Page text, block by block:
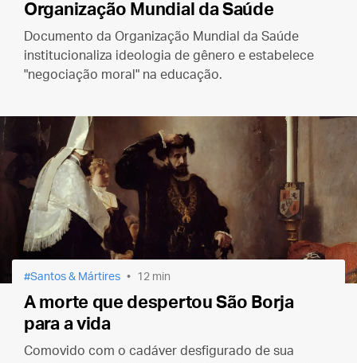
Organização Mundial da Saúde
Documento da Organização Mundial da Saúde
institucionaliza ideologia de gênero e estabelece
"negociação moral" na educação.
Santos & Mártires 12 min
A morte que despertou São Borja
para a vida
Comovido com o cadáver desfigurado de sua